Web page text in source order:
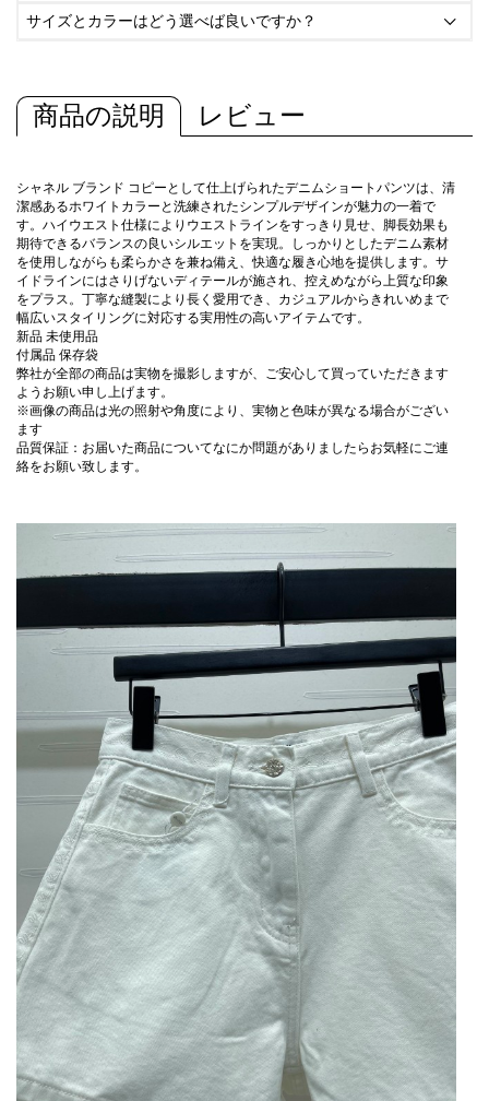
サイズとカラーはどう選べば良いですか？ 
商品の説明 レビュー
シャネル ブランド コピーとして仕上げられたデニムショートパンツは、清
潔感あるホワイトカラーと洗練されたシンプルデザインが魅力の一着で
す。ハイウエスト仕様によりウエストラインをすっきり見せ、脚長効果も
期待できるバランスの良いシルエットを実現。しっかりとしたデニム素材
を使用しながらも柔らかさを兼ね備え、快適な履き心地を提供します。サ
イドラインにはさりげないディテールが施され、控えめながら上質な印象
をプラス。丁寧な縫製により長く愛用でき、カジュアルからきれいめまで
幅広いスタイリングに対応する実用性の高いアイテムです。
新品 未使用品
付属品 保存袋
弊社が全部の商品は実物を撮影しますが、ご安心して買っていただきます
ようお願い申し上げます。
※画像の商品は光の照射や角度により、実物と色味が異なる場合がござい
ます
品質保証：お届いた商品についてなにか問題がありましたらお気軽にご連
絡をお願い致します。